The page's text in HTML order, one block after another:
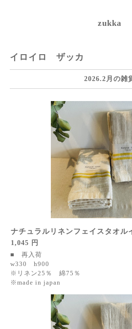
zukka
イロイロ ザッカ
2026.2月の雑
ナチュラルリネンフェイスタオル
1,045 円
■ 再入荷
w330 h900
※リネン25％ 綿75％
※made in japan